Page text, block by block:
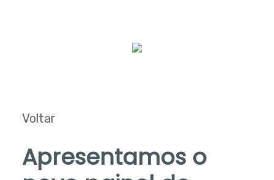
Voltar
Apresentamos o